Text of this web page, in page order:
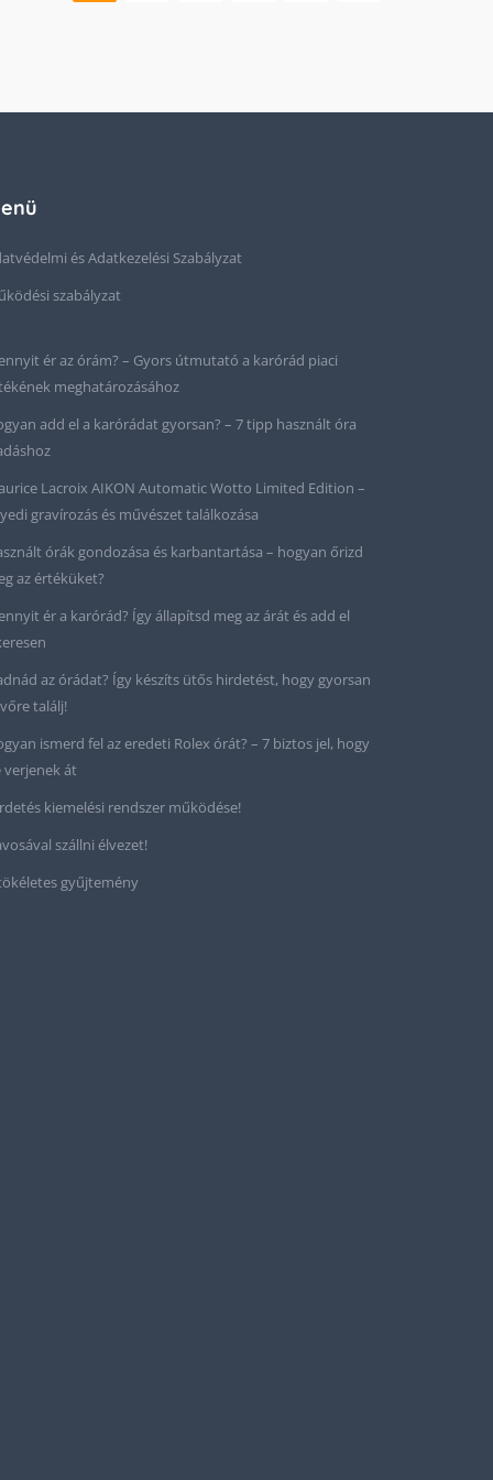
és Adatkezelési Szabályzat
szabályzat
ér az órám? – Gyors útmutató a karórád piaci
meghatározásához
add el a karórádat gyorsan? – 7 tipp használt óra
Lacroix AIKON Automatic Wotto Limited Edition –
gravírozás és művészet találkozása
órák gondozása és karbantartása – hogyan őrizd
az értéküket?
ér a karórád? Így állapítsd meg az árát és add el
az órádat? Így készíts ütős hirdetést, hogy gyorsan
találj!
ismerd fel az eredeti Rolex órát? – 7 biztos jel, hogy
verjenek át
kiemelési rendszer működése!
szállni élvezet!
gyűjtemény